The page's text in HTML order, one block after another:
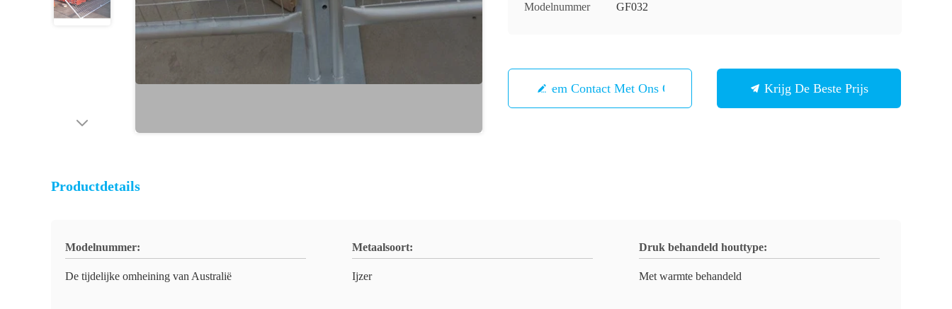
Modelnummer GF032
Neem Contact Met Ons Op Krijg De Beste Prijs
Productdetails
Modelnummer:
De tijdelijke omheining van Australië
Metaalsoort:
Ijzer
Druk behandeld houttype:
Met warmte behandeld